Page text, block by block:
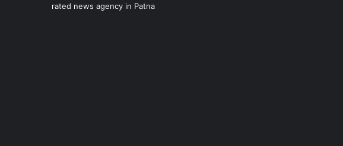
rated news agency in Patna